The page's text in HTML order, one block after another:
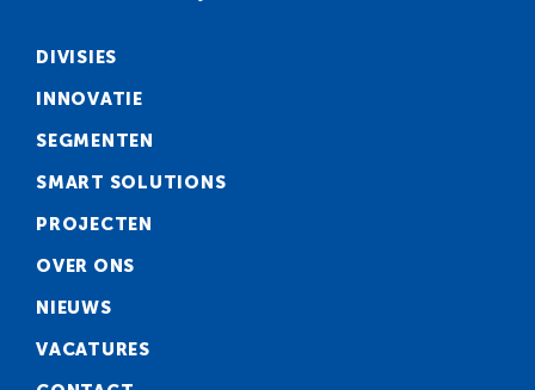
DIVISIES
INNOVATIE
SEGMENTEN
SMART SOLUTIONS
PROJECTEN
OVER ONS
NIEUWS
VACATURES